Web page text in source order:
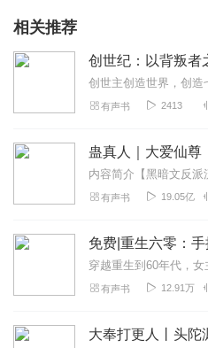
相关推荐
创世纪：以背叛者
有声书 2413
有声书 19.05亿
有声书 12.91万